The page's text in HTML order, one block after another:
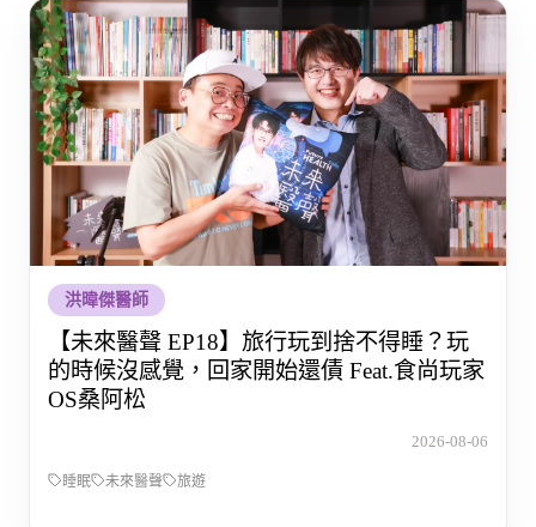
洪暐傑醫師
【未來醫聲 EP18】旅行玩到捨不得睡？玩
的時候沒感覺，回家開始還債 Feat.食尚玩家
OS桑阿松
2026-08-06
睡眠 未來醫聲 旅遊